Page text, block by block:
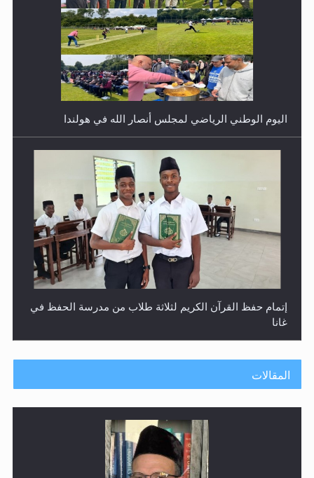
اليوم الوطني الرياضي لمجلس أنصار الله في هولندا
إتمام حفظ القرآن الكريم لثلاثة طلاب من مدرسة الحفظ في
غانا
المقالات